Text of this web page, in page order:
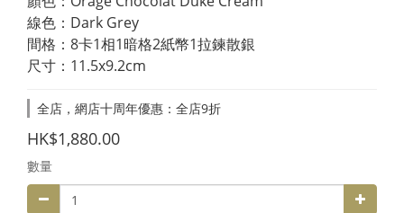
線色：Dark Grey
間格：8卡1相1暗格2紙幣1拉鍊散銀
尺寸：11.5x9.2cm
全店，網店十周年優惠：全店9折
HK$1,880.00
數量